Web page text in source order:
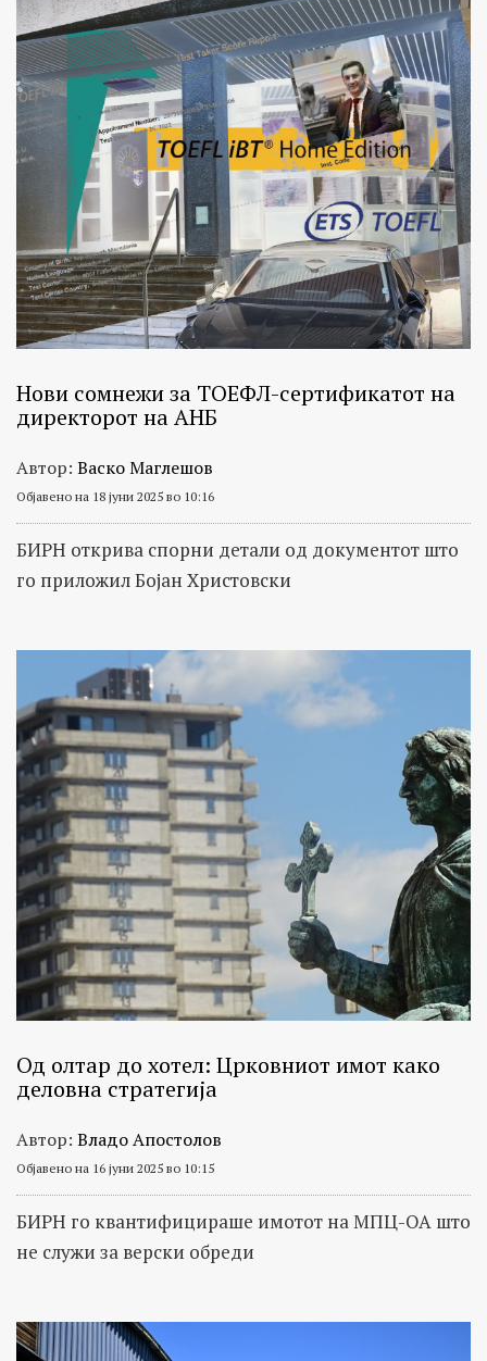
Нови сомнежи за ТОЕФЛ-сертификатот на
директорот на АНБ
Автор: Васко Маглешов
Објавено на 18 јуни 2025 во 10:16
БИРН открива спорни детали од документот што
го приложил Бојан Христовски
Од олтар до хотел: Црковниот имот како
деловна стратегија
Автор: Владо Апостолов
Објавено на 16 јуни 2025 во 10:15
БИРН го квантифицираше имотот на МПЦ-ОА што
не служи за верски обреди